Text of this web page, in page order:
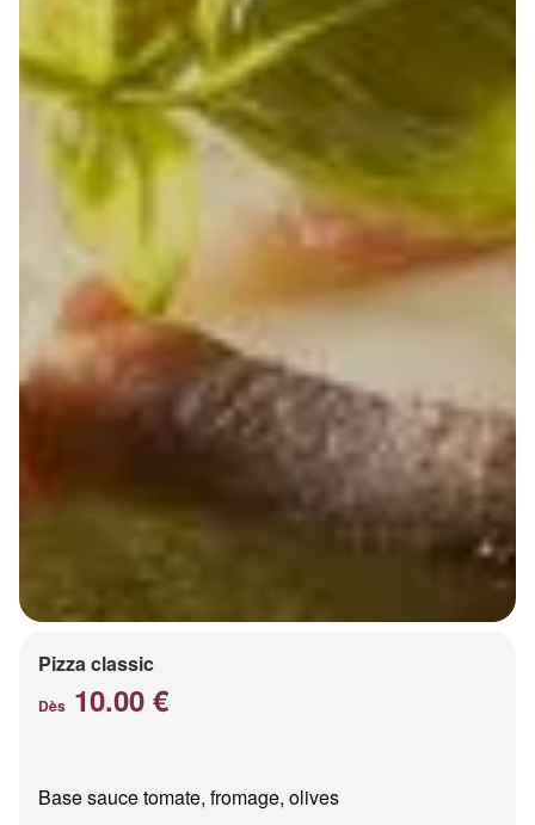
Pizza classic
Dès 10.00 €
Base sauce tomate, fromage, olives